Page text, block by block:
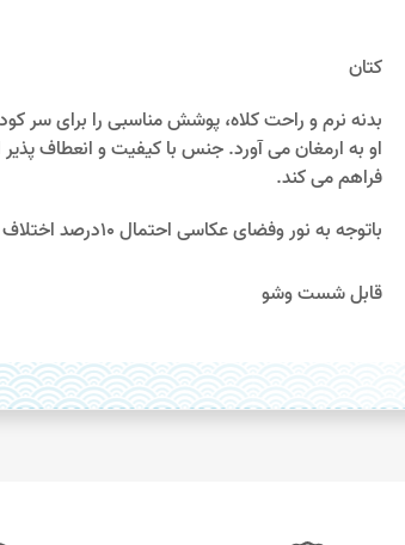
کتان
بدنه نرم و راحت کلاه، پوشش مناسبی را برای سر
او به ارمغان می آورد. جنس با کیفیت و انعطاف
فراهم می کند.
باتوجه به نور وفضای عکاسی احتمال 10درصد اختلاف رنگ وجود دارد
قابل شست وشو